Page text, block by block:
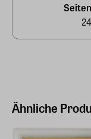
24
Ähnliche